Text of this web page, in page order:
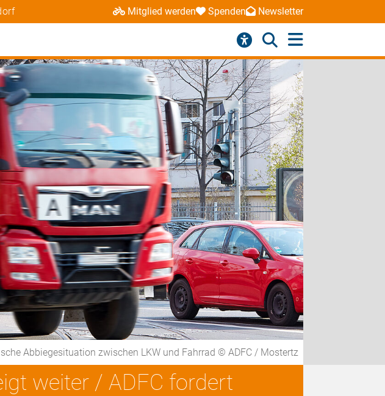
Mitglied werden Spenden Newsletter
Abbiegesituation zwischen LKW und Fahrrad © ADFC / Mostertz
weiter / ADFC fordert